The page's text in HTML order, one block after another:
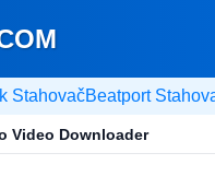
StahovačBeatport
Video Downloader